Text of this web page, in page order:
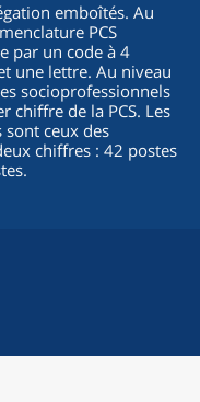
emboîtés. Au
PCS
par un code à 4
une lettre. Au niveau
socioprofessionnels
chiffre de la PCS. Les
ceux des
chiffres : 42 postes